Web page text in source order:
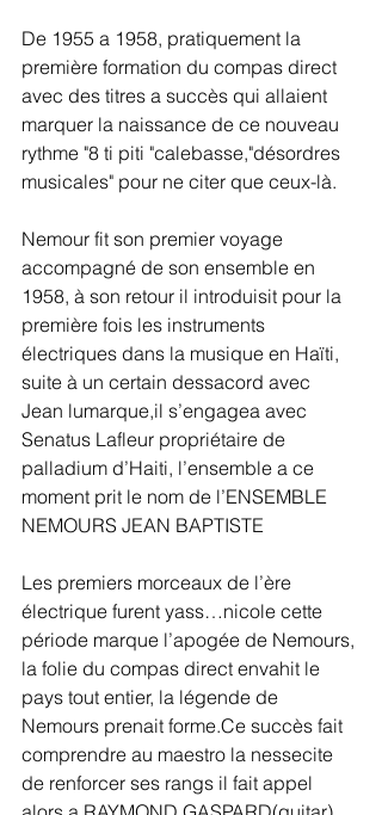
De 1955 a 1958, pratiquement la
première formation du compas direct
avec des titres a succès qui allaient
marquer la naissance de ce nouveau
rythme "8 ti piti "calebasse,"désordres
musicales" pour ne citer que ceux-là.
Nemour fit son premier voyage
accompagné de son ensemble en
1958, à son retour il introduisit pour la
première fois les instruments
électriques dans la musique en Haïti,
suite à un certain dessacord avec
Jean lumarque,il s’engagea avec
Senatus Lafleur propriétaire de
palladium d’Haiti, l’ensemble a ce
moment prit le nom de l’ENSEMBLE
NEMOURS JEAN BAPTISTE
Les premiers morceaux de l’ère
électrique furent yass…nicole cette
période marque l’apogée de Nemours,
la folie du compas direct envahit le
pays tout entier, la légende de
Nemours prenait forme.Ce succès fait
comprendre au maestro la nessecite
de renforcer ses rangs il fait appel